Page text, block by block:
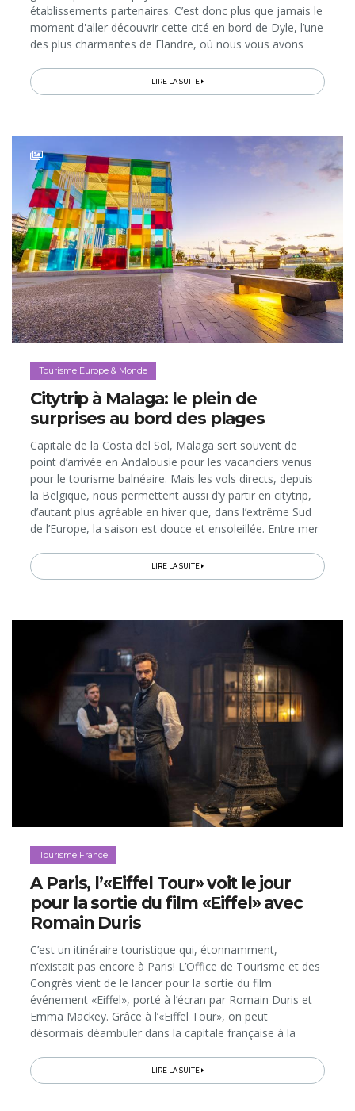
établissements partenaires. C’est donc plus que jamais le
moment d'aller découvrir cette cité en bord de Dyle, l’une
des plus charmantes de Flandre, où nous vous avons
voyager à travers...
LIRE LA SUITE
Tourisme Europe & Monde
Citytrip à Malaga: le plein de
surprises au bord des plages
Capitale de la Costa del Sol, Malaga sert souvent de
point d’arrivée en Andalousie pour les vacanciers venus
pour le tourisme balnéaire. Mais les vols directs, depuis
la Belgique, nous permettent aussi d’y partir en citytrip,
d’autant plus agréable en hiver que, dans l’extrême Sud
de l’Europe, la saison est douce et ensoleillée. Entre mer
LIRE LA SUITE
Tourisme France
A Paris, l’«Eiffel Tour» voit le jour
pour la sortie du film «Eiffel» avec
Romain Duris
C’est un itinéraire touristique qui, étonnamment,
n’existait pas encore à Paris! L’Office de Tourisme et des
Congrès vient de le lancer pour la sortie du film
événement «Eiffel», porté à l’écran par Romain Duris et
Emma Mackey. Grâce à l’«Eiffel Tour», on peut
désormais déambuler dans la capitale française à la
dijonnais...
LIRE LA SUITE